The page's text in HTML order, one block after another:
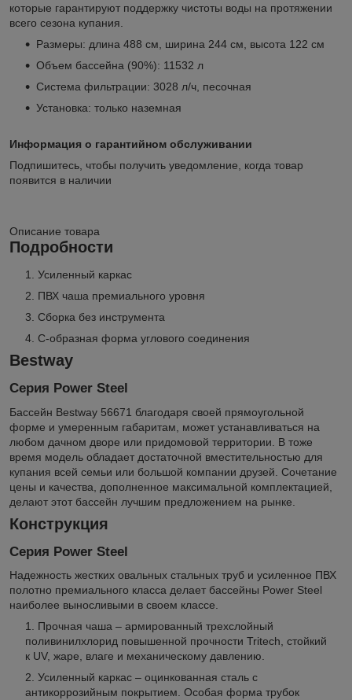
которые гарантируют поддержку чистоты воды на протяжении
всего сезона купания.
Размеры: длина 488 см, ширина 244 см, высота 122 см
Объем бассейна (90%): 11532 л
Система фильтрации: 3028 л/ч, песочная
Установка: только наземная
Информация о гарантийном обслуживании
Подпишитесь, чтобы получить уведомление, когда товар
появится в наличии
Описание товара
Подробности
Усиленный каркас
ПВХ чаша премиального уровня
Сборка без инструмента
С-образная форма углового соединения
Bestway
Серия Power Steel
Бассейн Bestway 56671 благодаря своей прямоугольной
форме и умеренным габаритам, может устанавливаться на
любом дачном дворе или придомовой территории. В тоже
время модель обладает достаточной вместительностью для
купания всей семьи или большой компании друзей. Сочетание
цены и качества, дополненное максимальной комплектацией,
делают этот бассейн лучшим предложением на рынке.
Конструкция
Серия Power Steel
Надежность жестких овальных стальных труб и усиленное ПВХ
полотно премиального класса делает бассейны Power Steel
наиболее выносливыми в своем классе.
Прочная чаша – армированный трехслойный
поливинилхлорид повышенной прочности Tritech, стойкий
к UV, жаре, влаге и механическому давлению.
Усиленный каркас – оцинкованная сталь с
антикоррозийным покрытием. Особая форма трубок